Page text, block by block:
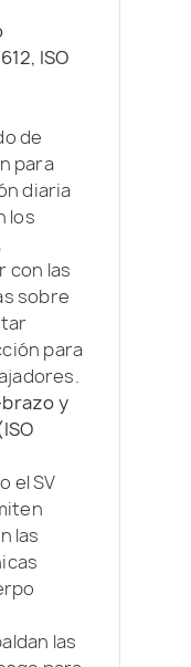
ISO
de
para
diaria
los
con las
sobre
para
y
el SV
las
las